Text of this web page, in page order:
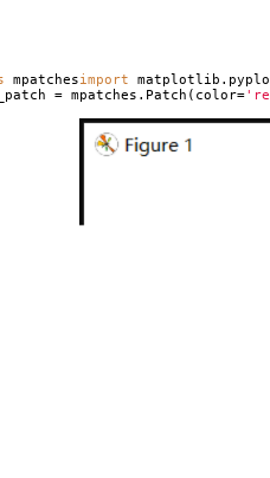
mpatchesimport
= mpatches.Patch(color=